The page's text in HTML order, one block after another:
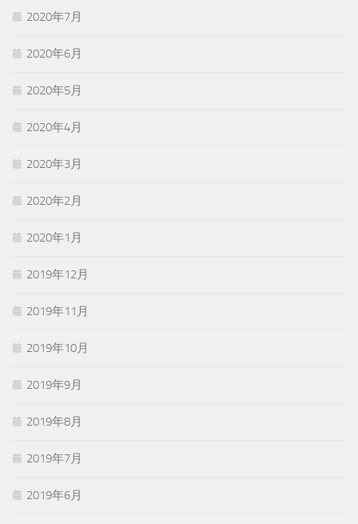
2020年7月
2020年6月
2020年5月
2020年4月
2020年3月
2020年2月
2020年1月
2019年12月
2019年11月
2019年10月
2019年9月
2019年8月
2019年7月
2019年6月